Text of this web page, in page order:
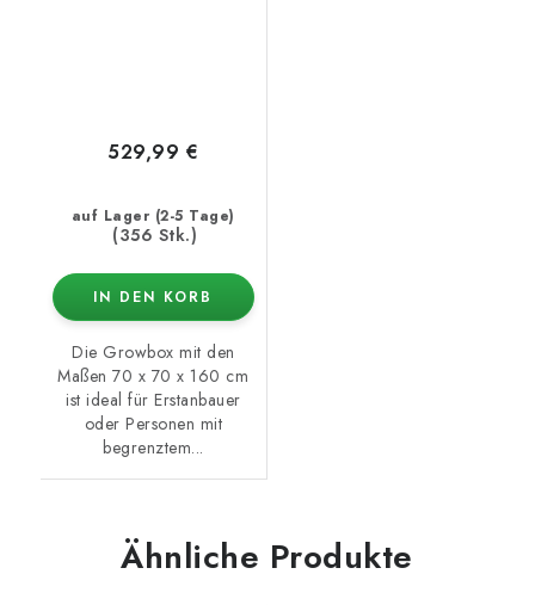
auf Lager (2-5 Tage)
(356 Stk.)
529,99 €
IN DEN KORB
Die Growbox mit den
Maßen 70 x 70 x 160 cm
ist ideal für Erstanbauer
oder Personen mit
begrenztem...
Ähnliche Produkte